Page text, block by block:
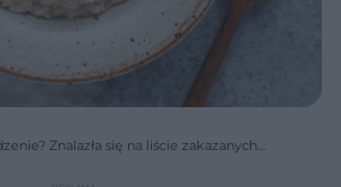
Znalazła się na liście zakazanych